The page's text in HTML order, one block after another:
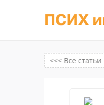
ПСИХ
<<< Все